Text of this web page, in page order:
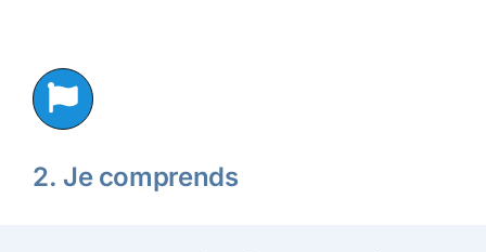
2. Je comprends